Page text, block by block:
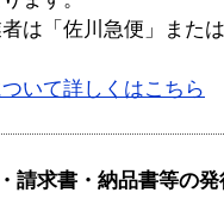
は「佐川急便」また
いて詳しくはこちら
請求書・納品書等の